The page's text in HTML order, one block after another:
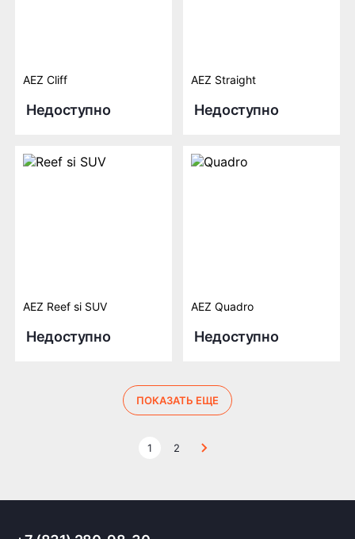
AEZ Cliff
Недоступно
AEZ Straight
Недоступно
AEZ Reef si SUV
Недоступно
AEZ Quadro
Недоступно
ПОКАЗАТЬ ЕЩЕ
1 2